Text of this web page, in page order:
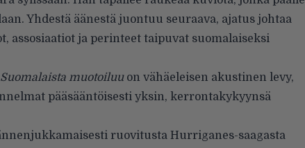
Yhdestä äänestä juontuu seuraava, ajatus johtaa
assosiaatiot ja perinteet taipuvat suomalaiseksi
Suoma­laista muotoiluu on vähäeleisen akustinen levy,
pääsääntöisesti yksin, kerrontakykyynsä
ruovitusta Hurriganes-saagasta